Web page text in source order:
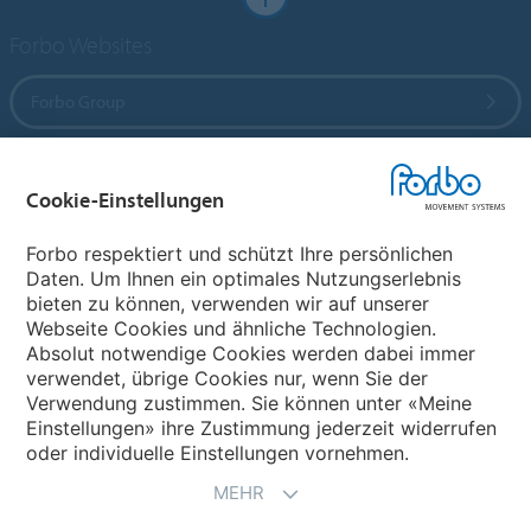
Wählen Sie ein Land
Wählen Sie Ihr Land
Cookie-Einstellungen
Forbo respektiert und schützt Ihre persönlichen
Daten. Um Ihnen ein optimales Nutzungserlebnis
bieten zu können, verwenden wir auf unserer
Webseite Cookies und ähnliche Technologien.
Absolut notwendige Cookies werden dabei immer
verwendet, übrige Cookies nur, wenn Sie der
Verwendung zustimmen. Sie können unter «Meine
Einstellungen» ihre Zustimmung jederzeit widerrufen
oder individuelle Einstellungen vornehmen.
MEHR